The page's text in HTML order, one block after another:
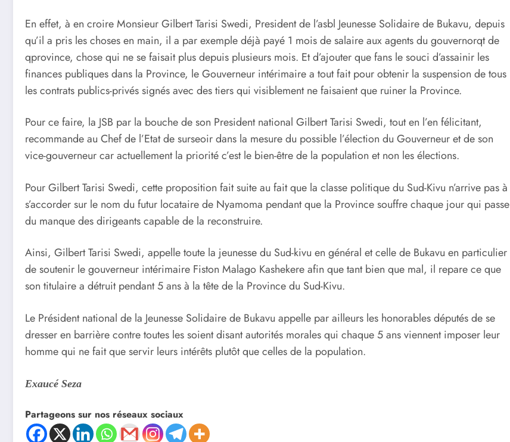
En effet, à en croire Monsieur Gilbert Tarisi Swedi, President de l’asbl Jeunesse Solidaire de Bukavu, depuis
qu’il a pris les choses en main, il a par exemple déjà payé 1 mois de salaire aux agents du gouvernorqt de
qprovince, chose qui ne se faisait plus depuis plusieurs mois. Et d’ajouter que fans le souci d’assainir les
finances publiques dans la Province, le Gouverneur intérimaire a tout fait pour obtenir la suspension de tous
les contrats publics-privés signés avec des tiers qui visiblement ne faisaient que ruiner la Province.
Pour ce faire, la JSB par la bouche de son President national Gilbert Tarisi Swedi, tout en l’en félicitant,
recommande au Chef de l’Etat de surseoir dans la mesure du possible l’élection du Gouverneur et de son
vice-gouverneur car actuellement la priorité c’est le bien-être de la population et non les élections.
Pour Gilbert Tarisi Swedi, cette proposition fait suite au fait que la classe politique du Sud-Kivu n’arrive pas à
s’accorder sur le nom du futur locataire de Nyamoma pendant que la Province souffre chaque jour qui passe
du manque des dirigeants capable de la reconstruire.
Ainsi, Gilbert Tarisi Swedi, appelle toute la jeunesse du Sud-kivu en général et celle de Bukavu en particulier
de soutenir le gouverneur intérimaire Fiston Malago Kashekere afin que tant bien que mal, il repare ce que
son titulaire a détruit pendant 5 ans à la tête de la Province du Sud-Kivu.
Le Président national de la Jeunesse Solidaire de Bukavu appelle par ailleurs les honorables députés de se
dresser en barrière contre toutes les soient disant autorités morales qui chaque 5 ans viennent imposer leur
homme qui ne fait que servir leurs intérêts plutôt que celles de la population.
Exaucé Seza
Partageons sur nos réseaux sociaux